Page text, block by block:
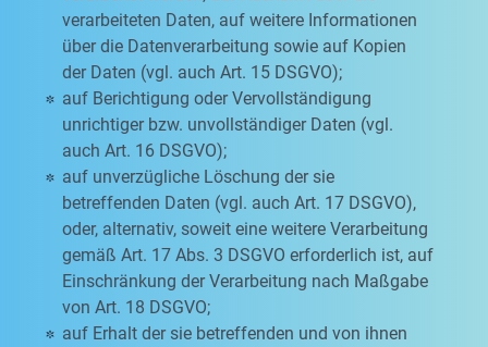
verarbeiteten Daten, auf weitere Informationen
über die Datenverarbeitung sowie auf Kopien
der Daten (vgl. auch Art. 15 DSGVO);
auf Berichtigung oder Vervollständigung
unrichtiger bzw. unvollständiger Daten (vgl.
auch Art. 16 DSGVO);
auf unverzügliche Löschung der sie
betreffenden Daten (vgl. auch Art. 17 DSGVO),
oder, alternativ, soweit eine weitere Verarbeitung
gemäß Art. 17 Abs. 3 DSGVO erforderlich ist, auf
Einschränkung der Verarbeitung nach Maßgabe
von Art. 18 DSGVO;
auf Erhalt der sie betreffenden und von ihnen